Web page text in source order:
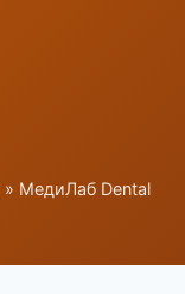
» МедиЛаб Dental